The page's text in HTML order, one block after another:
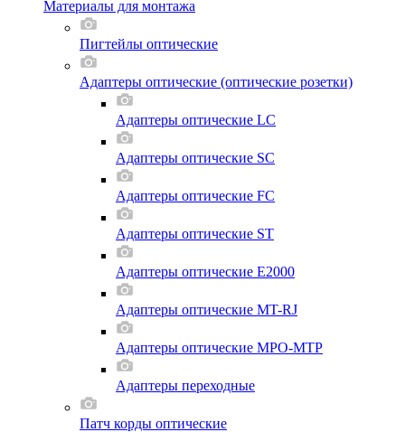
Материалы для монтажа
Пигтейлы оптические
Адаптеры оптические (оптические розетки)
Адаптеры оптические LC
Адаптеры оптические SC
Адаптеры оптические FC
Адаптеры оптические ST
Адаптеры оптические E2000
Адаптеры оптические MT-RJ
Адаптеры оптические MPO-MTP
Адаптеры переходные
Патч корды оптические